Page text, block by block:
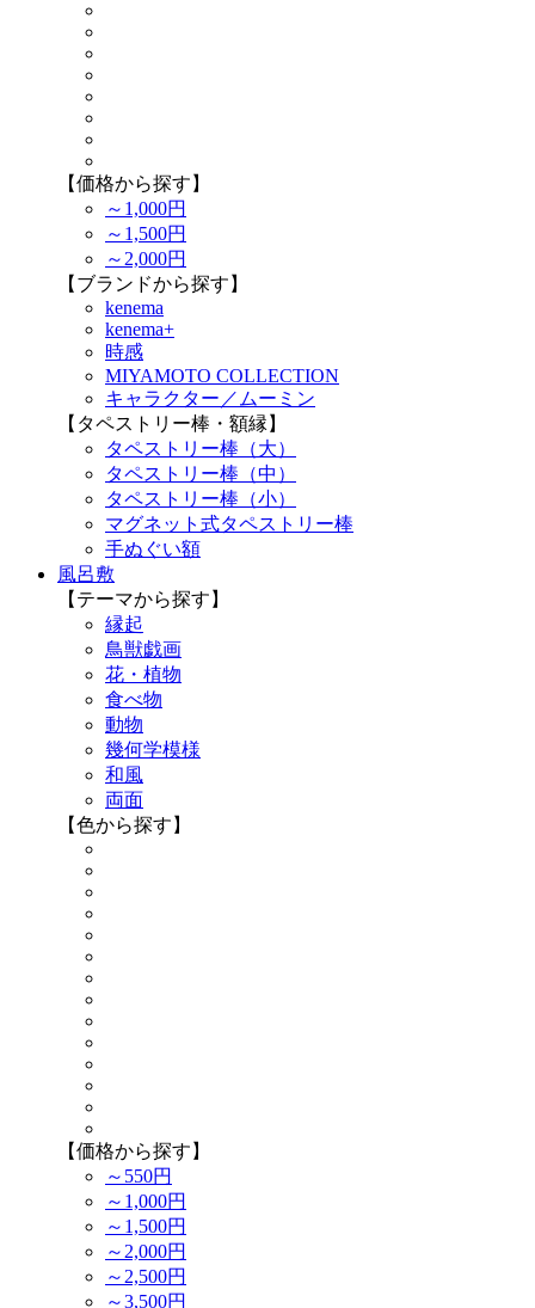
【価格から探す】
～1,000円
～1,500円
～2,000円
【ブランドから探す】
kenema
kenema+
時感
MIYAMOTO COLLECTION
キャラクター／ムーミン
【タペストリー棒・額縁】
タペストリー棒（大）
タペストリー棒（中）
タペストリー棒（小）
マグネット式タペストリー棒
手ぬぐい額
風呂敷
【テーマから探す】
縁起
鳥獣戯画
花・植物
食べ物
動物
幾何学模様
和風
両面
【色から探す】
【価格から探す】
～550円
～1,000円
～1,500円
～2,000円
～2,500円
～3,500円